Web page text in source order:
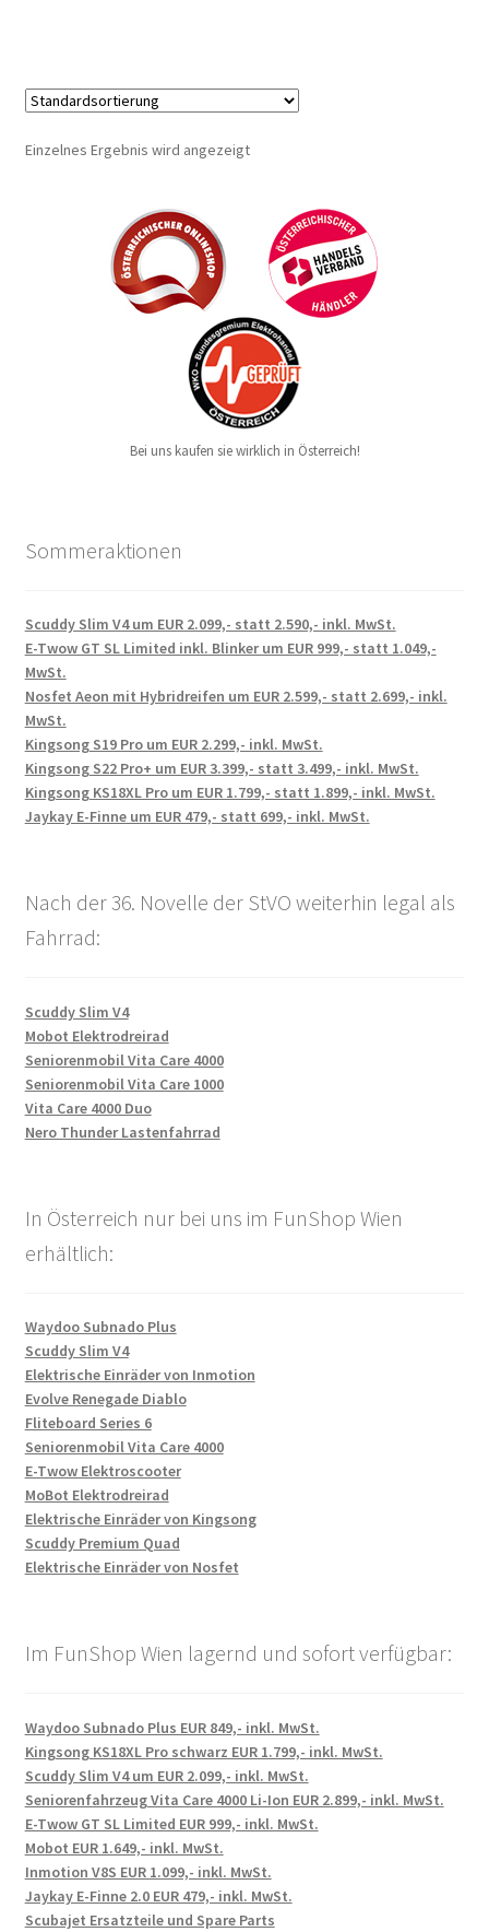
Einzelnes Ergebnis wird angezeigt
Bei uns kaufen sie wirklich in Österreich!
Sommeraktionen
Scuddy Slim V4 um EUR 2.099,- statt 2.590,- inkl. MwSt.
E-Twow GT SL Limited inkl. Blinker um EUR 999,- statt 1.049,-
MwSt.
Nosfet Aeon mit Hybridreifen um EUR 2.599,- statt 2.699,- inkl.
MwSt.
Kingsong S19 Pro um EUR 2.299,- inkl. MwSt.
Kingsong S22 Pro+ um EUR 3.399,- statt 3.499,- inkl. MwSt.
Kingsong KS18XL Pro um EUR 1.799,- statt 1.899,- inkl. MwSt.
Jaykay E-Finne um EUR 479,- statt 699,- inkl. MwSt.
Nach der 36. Novelle der StVO weiterhin legal als
Fahrrad:
Scuddy Slim V4
Mobot Elektrodreirad
Seniorenmobil Vita Care 4000
Seniorenmobil Vita Care 1000
Vita Care 4000 Duo
Nero Thunder Lastenfahrrad
In Österreich nur bei uns im FunShop Wien
erhältlich:
Waydoo Subnado Plus
Scuddy Slim V4
Elektrische Einräder von Inmotion
Evolve Renegade Diablo
Fliteboard Series 6
Seniorenmobil Vita Care 4000
E-Twow Elektroscooter
MoBot Elektrodreirad
Elektrische Einräder von Kingsong
Scuddy Premium Quad
Elektrische Einräder von Nosfet
Im FunShop Wien lagernd und sofort verfügbar:
Waydoo Subnado Plus EUR 849,- inkl. MwSt.
Kingsong KS18XL Pro schwarz EUR 1.799,- inkl. MwSt.
Scuddy Slim V4 um EUR 2.099,- inkl. MwSt.
Seniorenfahrzeug Vita Care 4000 Li-Ion EUR 2.899,- inkl. MwSt.
E-Twow GT SL Limited EUR 999,- inkl. MwSt.
Mobot EUR 1.649,- inkl. MwSt.
Inmotion V8S EUR 1.099,- inkl. MwSt.
Jaykay E-Finne 2.0 EUR 479,- inkl. MwSt.
Scubajet Ersatzteile und Spare Parts